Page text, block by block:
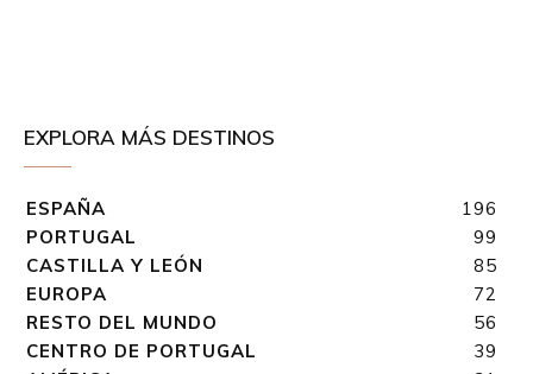
EXPLORA MÁS DESTINOS
ESPAÑA
196
PORTUGAL
99
CASTILLA Y LEÓN
85
EUROPA
72
RESTO DEL MUNDO
56
CENTRO DE PORTUGAL
39